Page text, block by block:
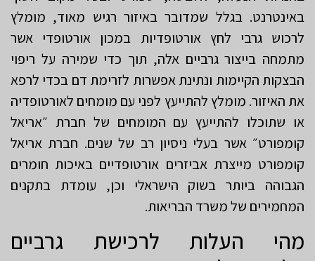
באינטרנט. בגלל שמדובר באיזור רגיש מאוד, מומלץ
לרכוש גרבי לחץ אורטופדיות במכון אורטופדי אשר
מתמחה בייצור גרביים אלה, תוך כדי שמירה על ריפוי
הבצקות הקיימות ונתינת אפשרות לזרימת דם בכדי לרפא
את האיזור. מומלץ להתייעץ לפני עם מומחים לאורטופדיה
או שתוכלו להתייעץ עם המומחים של חברת ״אריאל
קומפורט״ אשר בעלי ניסיון רב של שנים. חברת אריאל
קומפורט מייצרת אביזרים אורטופדיים באיכות חומרים
הגבוהה ביותר בשוק הישראלי וכן, עומדת בתקנים
המחמירים של משרד הבריאות.
מהי העלות לרכישת גרביים